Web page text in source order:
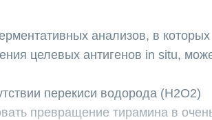
анализов, в которых
целевых антигенов in situ,
перекиси водорода (H2O2)
превращение тирамина в